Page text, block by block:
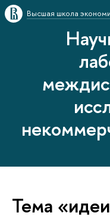
Высшая школа
Тема